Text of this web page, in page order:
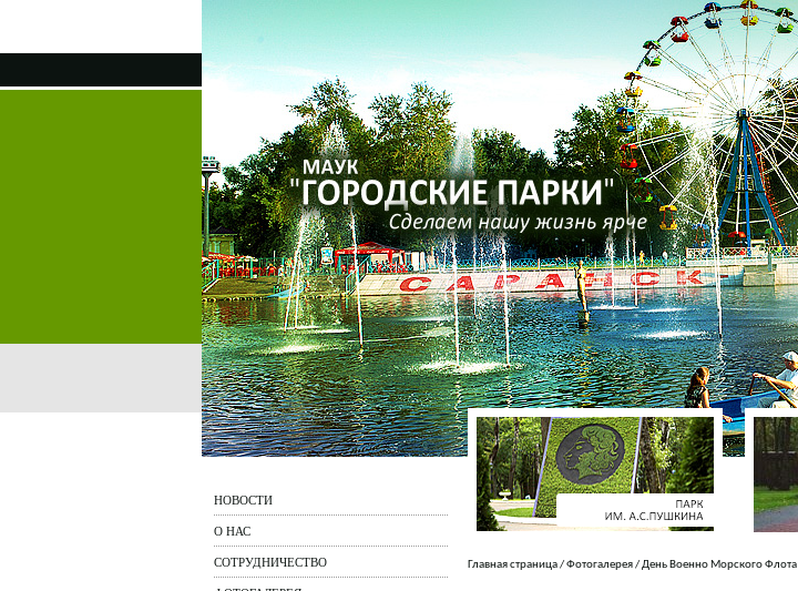
НОВОСТИ
О НАС
СОТРУДНИЧЕСТВО Главная страница/Фотогалерея/День Военно Морского Флота